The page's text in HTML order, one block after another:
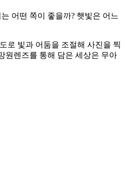
어떤 쪽이 좋을까? 햇빛은 어느
로 빛과 어둠을 조절해 사진을 찍
원렌즈를 통해 담은 세상은 무아